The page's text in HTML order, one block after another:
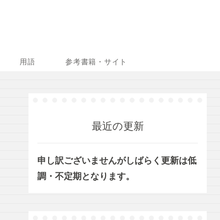
用語 参考書籍・サイト
最近の更新
申し訳ございませんがしばらく更新は低
調・不定期となります。